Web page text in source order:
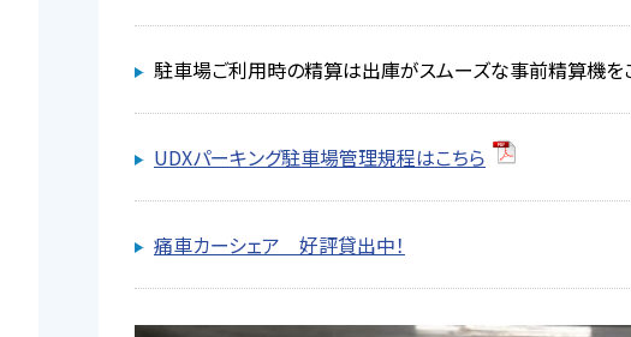
駐車場ご利用時の精算は出庫がスムーズな事前精算機を
UDXパーキング駐車場管理規程はこちら
痛車カーシェア 好評貸出中！